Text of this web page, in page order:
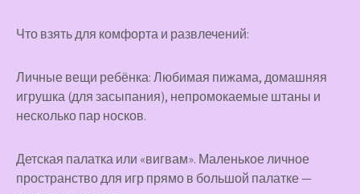
Что взять для комфорта и развлечений:
Личные вещи ребёнка: Любимая пижама, домашняя
игрушка (для засыпания), непромокаемые штаны и
несколько пар носков.
Детская палатка или «вигвам». Маленькое личное
пространство для игр прямо в большой палатке —